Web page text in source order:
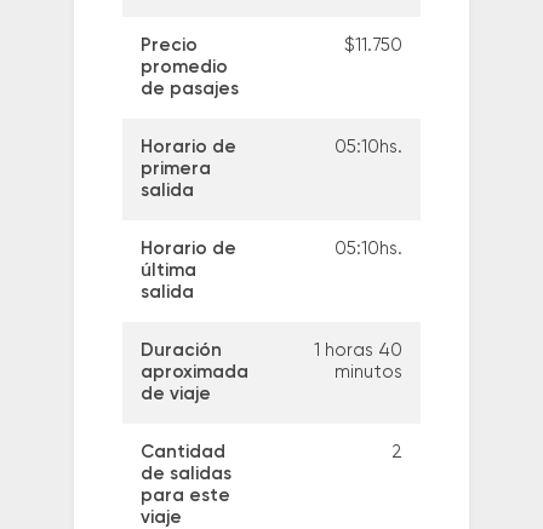
Precio
promedio
de pasajes
$11.750
Horario de
primera
salida
05:10hs.
Horario de
última
salida
05:10hs.
Duración
aproximada
de viaje
1 horas 40
minutos
Cantidad
de salidas
para este
viaje
2